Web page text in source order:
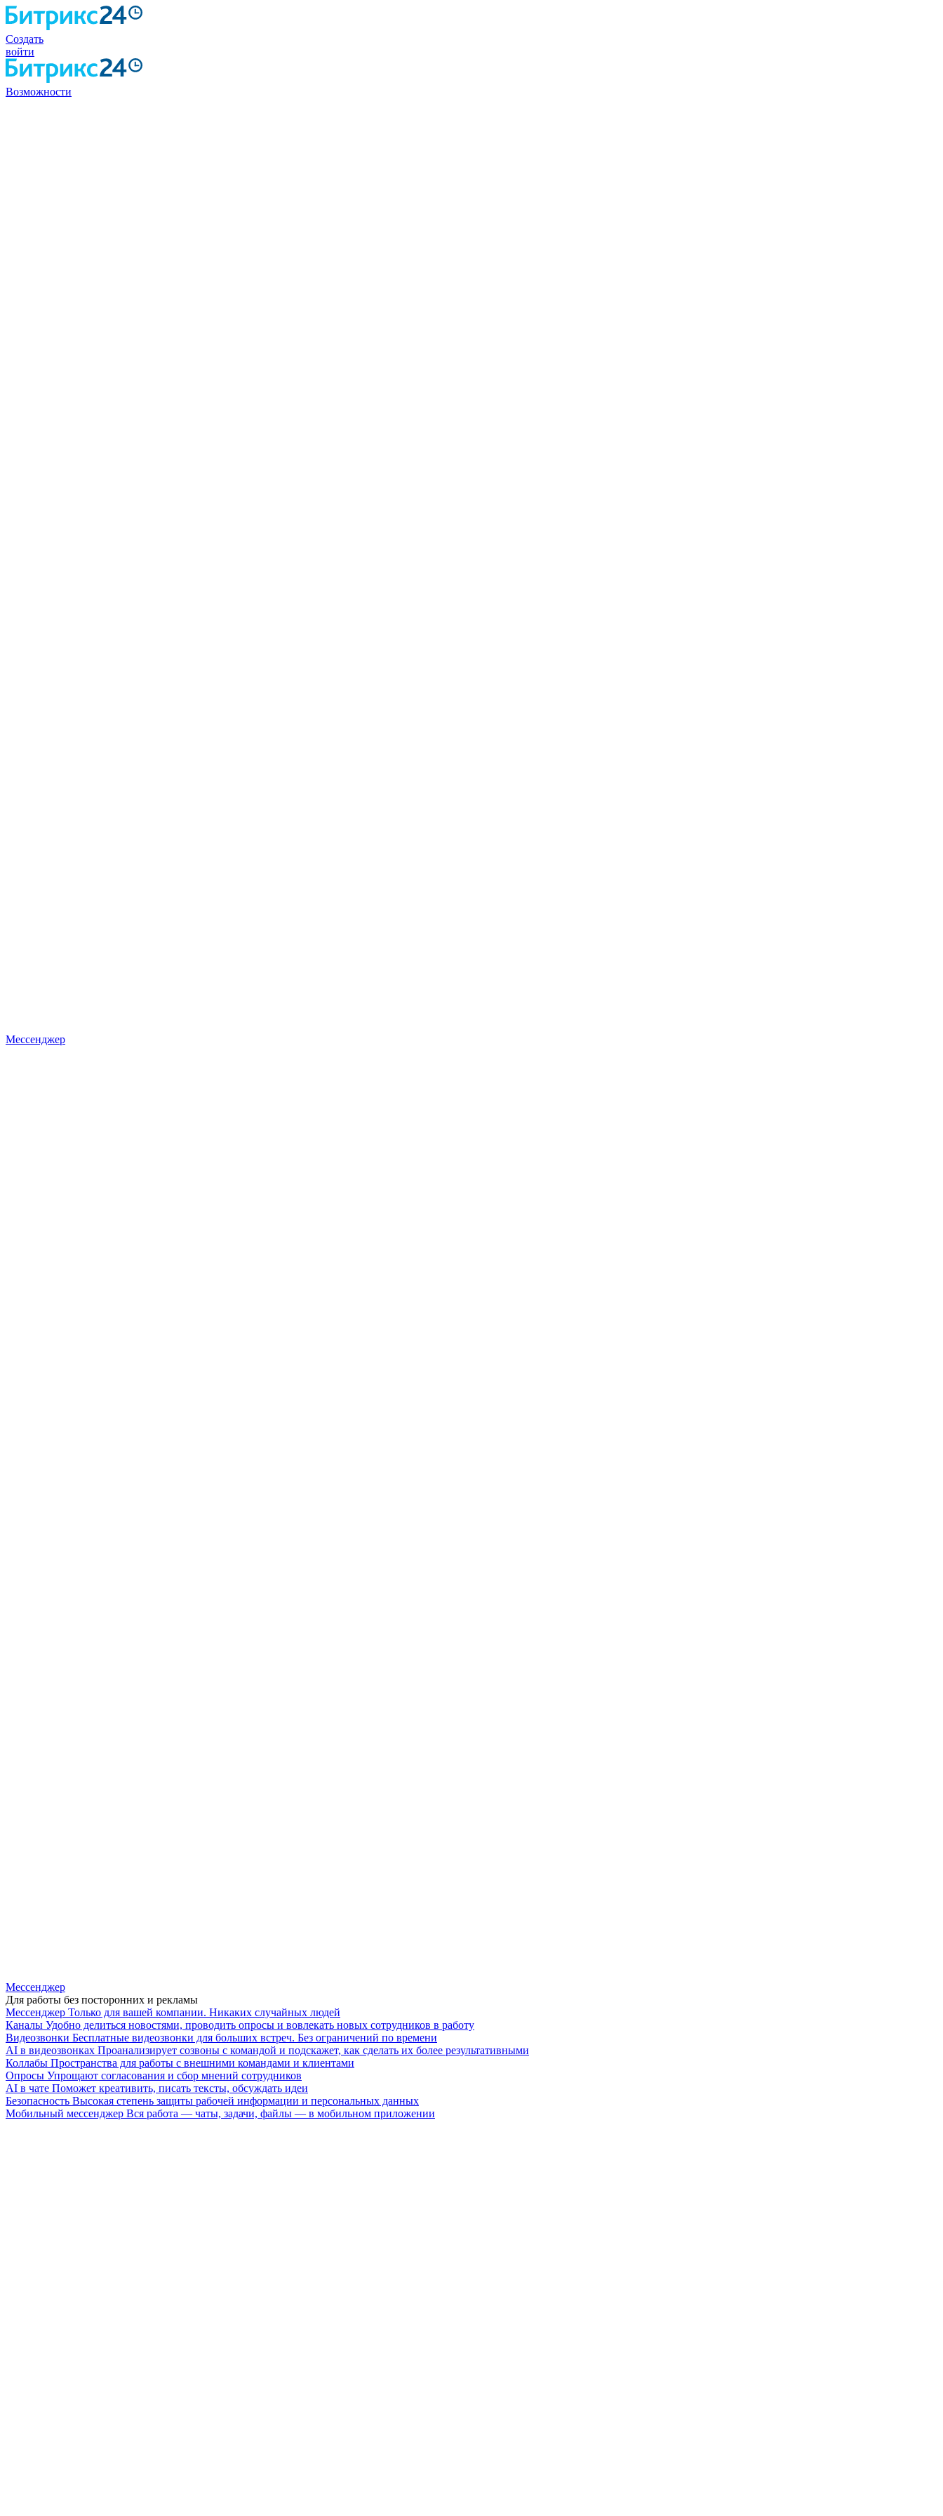
Создать
войти
Возможности
Мессенджер
Мессенджер
Для работы без посторонних и рекламы
Мессенджер Только для вашей компании. Никаких случайных людей
Каналы Удобно делиться новостями, проводить опросы и вовлекать новых сотрудников в работу
Видеозвонки Бесплатные видеозвонки для больших встреч. Без ограничений по времени
AI в видеозвонках Проанализирует созвоны с командой и подскажет, как сделать их более результативными
Коллабы Пространства для работы с внешними командами и клиентами
Опросы Упрощают согласования и сбор мнений сотрудников
AI в чате Поможет креативить, писать тексты, обсуждать идеи
Безопасность Высокая степень защиты рабочей информации и персональных данных
Мобильный мессенджер Вся работа — чаты, задачи, файлы — в мобильном приложении